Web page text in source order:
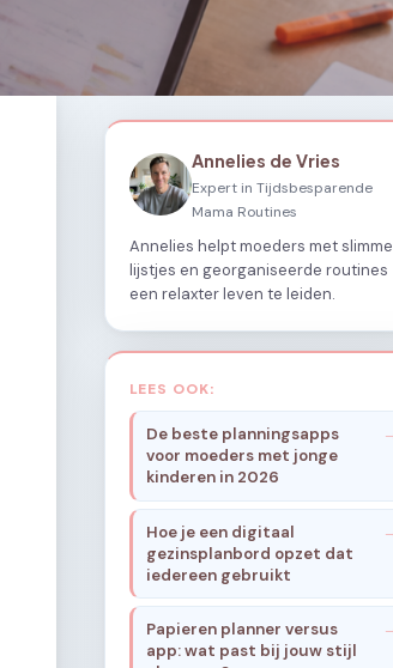
Annelies de Vries
Expert in Tijdsbesparende
Mama Routines
Annelies helpt moeders met slimme
lijstjes en georganiseerde routines
een relaxter leven te leiden.
LEES OOK:
De beste planningsapps
voor moeders met jonge
kinderen in 2026
Hoe je een digitaal
gezinsplanbord opzet dat
iedereen gebruikt
Papieren planner versus
app: wat past bij jouw stijl